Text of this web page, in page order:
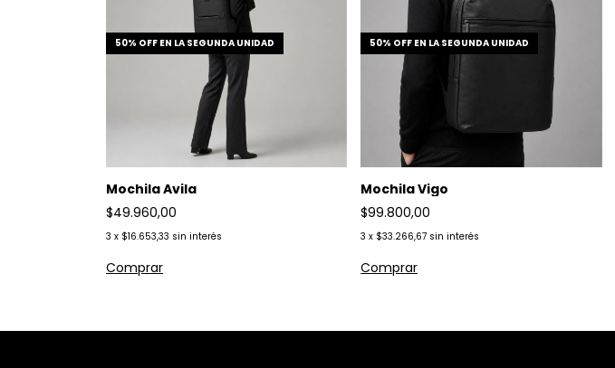
50% OFF EN LA SEGUNDA UNIDAD
Mochila Avila
$49.960,00
3 x $16.653,33 sin interés
50% OFF EN LA SEGUNDA UNIDAD
Mochila Vigo
$99.800,00
3 x $33.266,67 sin interés